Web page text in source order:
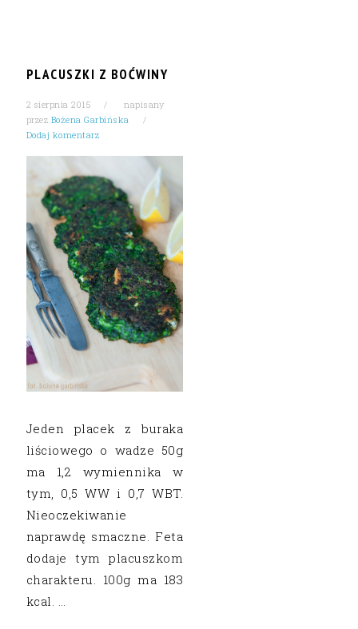
PLACUSZKI Z BOĆWINY
2 sierpnia 2015
napisany
przez Bożena Garbińska
Dodaj komentarz
Jeden placek z buraka
liściowego o wadze 50g
ma 1,2 wymiennika w
tym, 0,5 WW i 0,7 WBT.
Nieoczekiwanie
naprawdę smaczne. Feta
dodaje tym placuszkom
charakteru. 100g ma 183
kcal. …